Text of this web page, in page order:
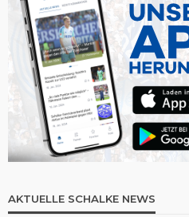
AKTUELLE SCHALKE NEWS